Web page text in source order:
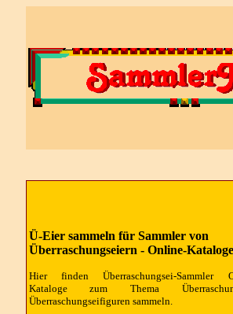
Ü-Eier sammeln für Sammler von
Überraschungseiern - Online-Kataloge
Hier finden Überraschungsei-Sammler
Kataloge zum Thema
Überraschungseifiguren sammeln.